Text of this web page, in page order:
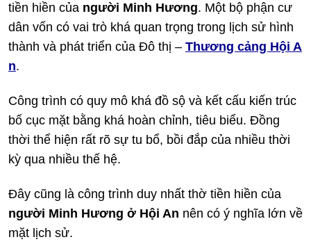
tiền hiền của người Minh Hương. Một bộ phận cư
dân vốn có vai trò khá quan trọng trong lịch sử hình
thành và phát triển của Đô thị – Thương cảng Hội A
n.
Công trình có quy mô khá đồ sộ và kết cấu kiến trúc
bố cục mặt bằng khá hoàn chỉnh, tiêu biểu. Đồng
thời thể hiện rất rõ sự tu bổ, bồi đắp của nhiều thời
kỳ qua nhiều thế hệ.
Đây cũng là công trình duy nhất thờ tiền hiền của
người Minh Hương ở Hội An nên có ý nghĩa lớn về
mặt lịch sử.